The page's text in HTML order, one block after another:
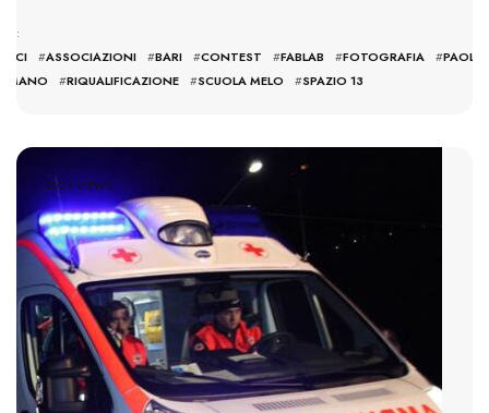
#ASSOCIAZIONI #BARI #CONTEST #FABLAB #FOTOGRAFIA #PAOLA
#RIQUALIFICAZIONE #SCUOLA MELO #SPAZIO 13
2624 VIEWS